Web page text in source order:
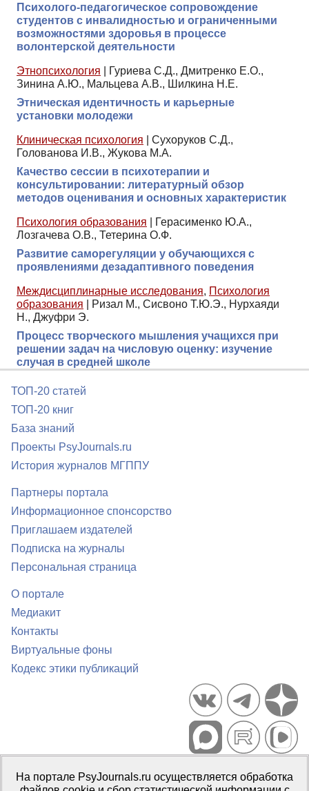
Психолого-педагогическое сопровождение
студентов с инвалидностью и ограниченными
возможностями здоровья в процессе
волонтерской деятельности
Этнопсихология
Гуриева С.Д., Дмитренко Е.О.,
Зинина А.Ю., Мальцева А.В., Шилкина Н.Е.
Этническая идентичность и карьерные
установки молодежи
Клиническая психология
Сухоруков С.Д.,
Голованова И.В., Жукова М.А.
Качество сессии в психотерапии и
консультировании: литературный обзор
методов оценивания и основных характеристик
Психология образования
Герасименко Ю.А.,
Лозгачева О.В., Тетерина О.Ф.
Развитие саморегуляции у обучающихся с
проявлениями дезадаптивного поведения
Междисциплинарные исследования, Психология
образования
Ризал М., Сисвоно Т.Ю.Э., Нурхаяди
Н., Джуфри Э.
Процесс творческого мышления учащихся при
решении задач на числовую оценку: изучение
случая в средней школе
ТОП-20 статей
ТОП-20 книг
База знаний
Проекты PsyJournals.ru
История журналов МГППУ
Партнеры портала
Информационное спонсорство
Приглашаем издателей
Подписка на журналы
Персональная страница
О портале
Медиакит
Контакты
Виртуальные фоны
Кодекс этики публикаций
Портал психологических изданий PsyJournals.ru, 2007–2026
Правила использования материалов
На портале PsyJournals.ru осуществляется обработка